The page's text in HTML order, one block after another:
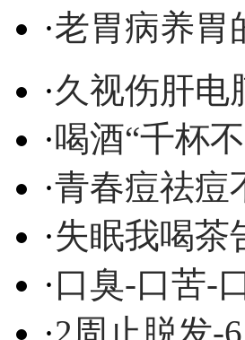
·老胃病养胃
·久视伤肝电
·喝酒“千杯
·青春痘祛痘
·失眠我喝茶
·口臭-口苦-